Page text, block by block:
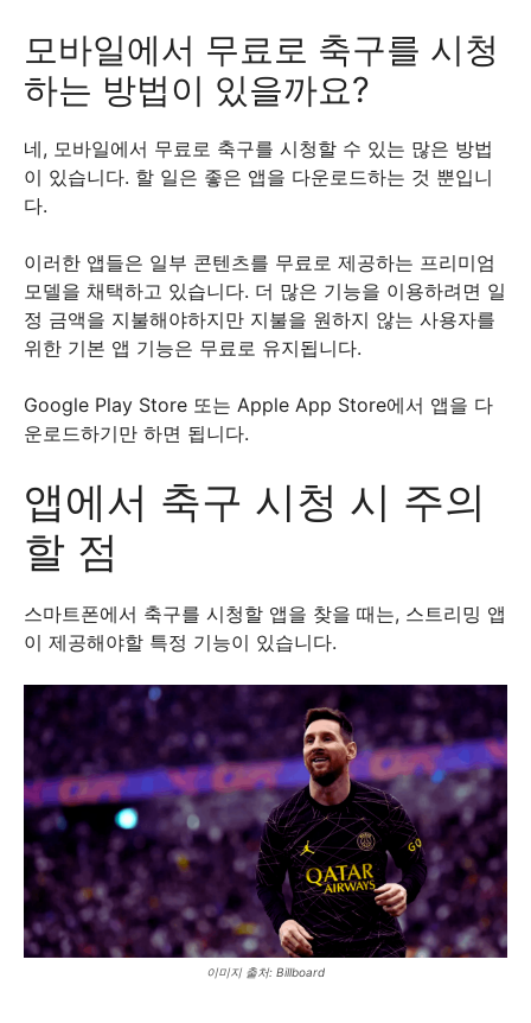
모바일에서 무료로 축구를 시청
하는 방법이 있을까요?
네, 모바일에서 무료로 축구를 시청할 수 있는 많은 방법
이 있습니다. 할 일은 좋은 앱을 다운로드하는 것 뿐입니
다.
이러한 앱들은 일부 콘텐츠를 무료로 제공하는 프리미엄
모델을 채택하고 있습니다. 더 많은 기능을 이용하려면 일
정 금액을 지불해야하지만 지불을 원하지 않는 사용자를
위한 기본 앱 기능은 무료로 유지됩니다.
Google Play Store 또는 Apple App Store에서 앱을 다
운로드하기만 하면 됩니다.
앱에서 축구 시청 시 주의
할 점
스마트폰에서 축구를 시청할 앱을 찾을 때는, 스트리밍 앱
이 제공해야할 특정 기능이 있습니다.
이미지 출처: Billboard